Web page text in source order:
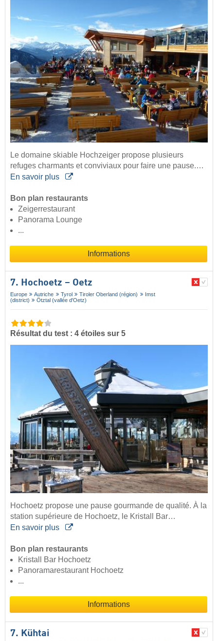
Le domaine skiable Hochzeiger propose plusieurs
refuges charmants et conviviaux pour faire une pause.…
En savoir plus
Bon plan restaurants
Zeigerrestaurant
Panorama Lounge
...
Informations
7. Hochoetz – Oetz
Europe Autriche Tyrol Tiroler Oberland (région)
Imst
(district)
Ötztal (vallée d'Oetz)
Résultat du test : 4 étoiles sur 5
Hochoetz propose une pause gourmande de qualité. À la
station supérieure de Hochoetz, le Kristall Bar…
En savoir plus
Bon plan restaurants
Kristall Bar Hochoetz
Panoramarestaurant Hochoetz
...
Informations
7. Kühtai